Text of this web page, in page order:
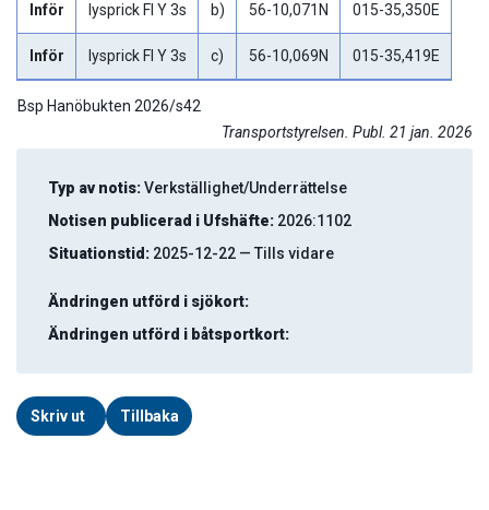
Inför lysprick Fl Y 3s b) 56-10,071N 015-35,350E
Inför lysprick Fl Y 3s c) 56-10,069N 015-35,419E
Bsp Hanöbukten 2026/s42
Transportstyrelsen. Publ. 21 jan. 2026
Typ av notis:Verkställighet/Underrättelse
Notisen publicerad i Ufshäfte: 2026:1102
Situationstid: 2025-12-22 — Tills vidare
Ändringen utförd i sjökort:
Ändringen utförd i båtsportkort:
Skriv ut Tillbaka